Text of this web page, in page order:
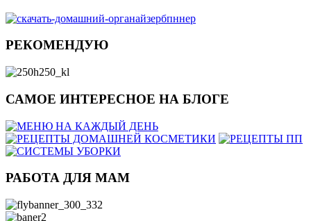
РЕКОМЕНДУЮ
САМОЕ ИНТЕРЕСНОЕ НА БЛОГЕ
РАБОТА ДЛЯ МАМ